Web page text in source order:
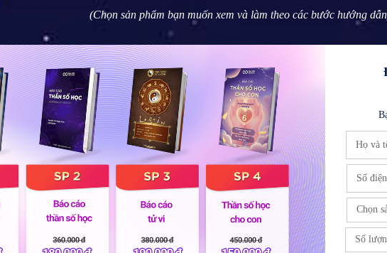
(Chọn sản phẩm bạn muốn xem và làm theo các bước hướng